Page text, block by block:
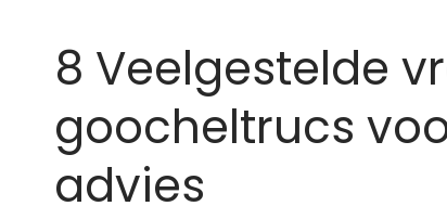
8 Veelgestelde
goocheltrucs
advies